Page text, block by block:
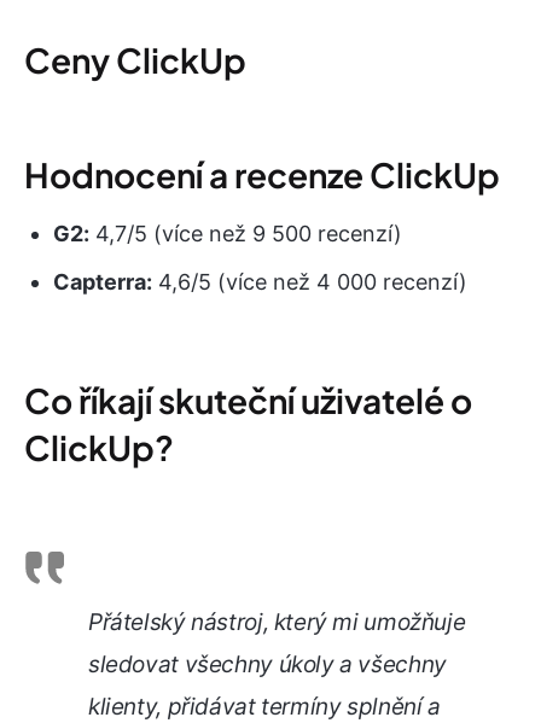
Ceny ClickUp
Hodnocení a recenze ClickUp
G2: 4,7/5 (více než 9 500 recenzí)
Capterra: 4,6/5 (více než 4 000 recenzí)
Co říkají skuteční uživatelé o
ClickUp?
Přátelský nástroj, který mi umožňuje
sledovat všechny úkoly a všechny
klienty, přidávat termíny splnění a